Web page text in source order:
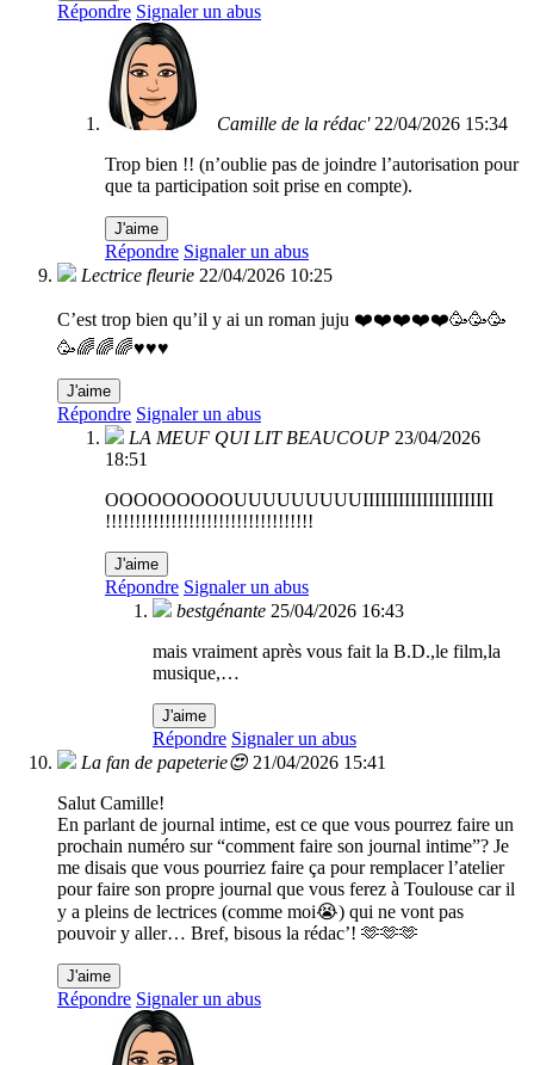
Répondre Signaler un abus
Camille de la rédac' 22/04/2026 15:34
Trop bien !! (n’oublie pas de joindre l’autorisation pour
que ta participation soit prise en compte).
J'aime
Répondre Signaler un abus
Lectrice fleurie 22/04/2026 10:25
C’est trop bien qu’il y ai un roman juju ❤️❤️❤️❤️❤️🥳🥳🥳
🥳🌈🌈🌈♥️♥️♥️
J'aime
Répondre Signaler un abus
LA MEUF QUI LIT BEAUCOUP 23/04/2026
18:51
OOOOOOOOOUUUUUUUUUIIIIIIIIIIIIIIIIIIIIII
!!!!!!!!!!!!!!!!!!!!!!!!!!!!!!!!!!!
J'aime
Répondre Signaler un abus
bestgénante 25/04/2026 16:43
mais vraiment après vous fait la B.D.,le film,la
musique,…
J'aime
Répondre Signaler un abus
La fan de papeterie😍 21/04/2026 15:41
Salut Camille!
En parlant de journal intime, est ce que vous pourrez faire un
prochain numéro sur “comment faire son journal intime”? Je
me disais que vous pourriez faire ça pour remplacer l’atelier
pour faire son propre journal que vous ferez à Toulouse car il
y a pleins de lectrices (comme moi😭) qui ne vont pas
pouvoir y aller… Bref, bisous la rédac’! 🫶🫶🫶
J'aime
Répondre Signaler un abus